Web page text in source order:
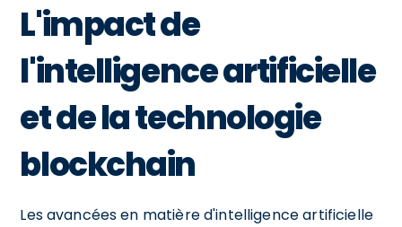
L'impact de
l'intelligence artificielle
et de la technologie
blockchain
Les avancées en matière d'intelligence artificielle